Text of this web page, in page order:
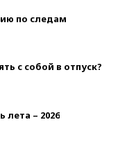
по следам
с собой в отпуск?
лета – 2026